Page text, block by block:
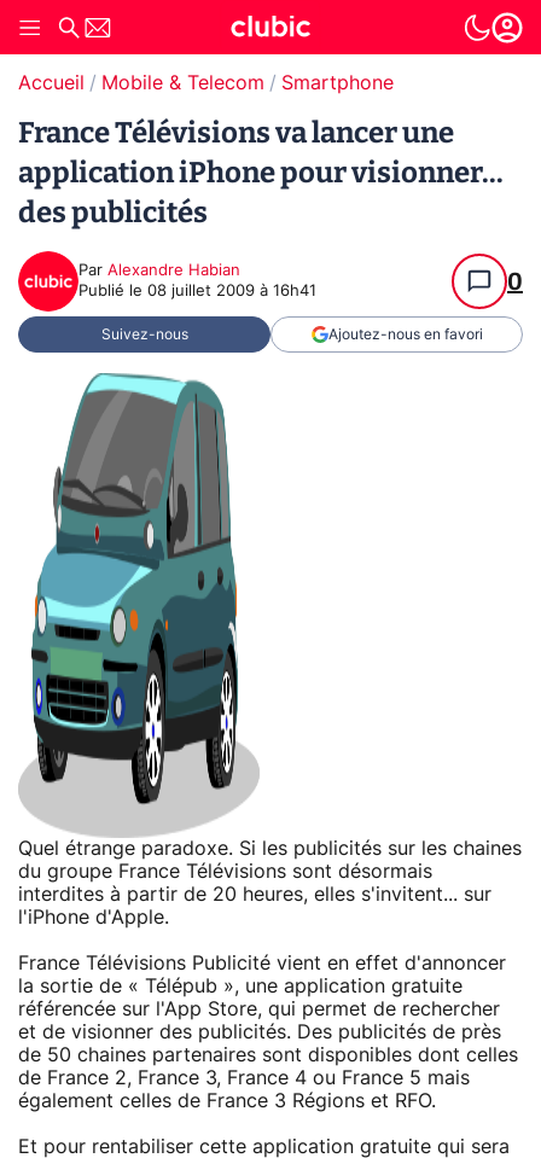
Accueil Mobile & Telecom Smartphone
France Télévisions va lancer une
application iPhone pour visionner...
des publicités
Par Alexandre Habian
Publié le 08 juillet 2009 à 16h41 0
Suivez-nous Ajoutez-nous en favori
Quel étrange paradoxe. Si les publicités sur les chaines
du groupe France Télévisions sont désormais
interdites à partir de 20 heures, elles s'invitent... sur
l'iPhone d'Apple.
France Télévisions Publicité vient en effet d'annoncer
la sortie de « Télépub », une application gratuite
référencée sur l'App Store, qui permet de rechercher
et de visionner des publicités. Des publicités de près
de 50 chaines partenaires sont disponibles dont celles
de France 2, France 3, France 4 ou France 5 mais
également celles de France 3 Régions et RFO.
Et pour rentabiliser cette application gratuite qui sera